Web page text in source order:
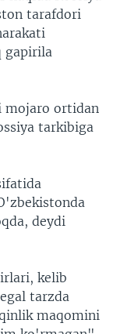
tarafdori
gapirila
mojaro ortidan
tarkibiga
deydi
kelib
tarzda
maqomini